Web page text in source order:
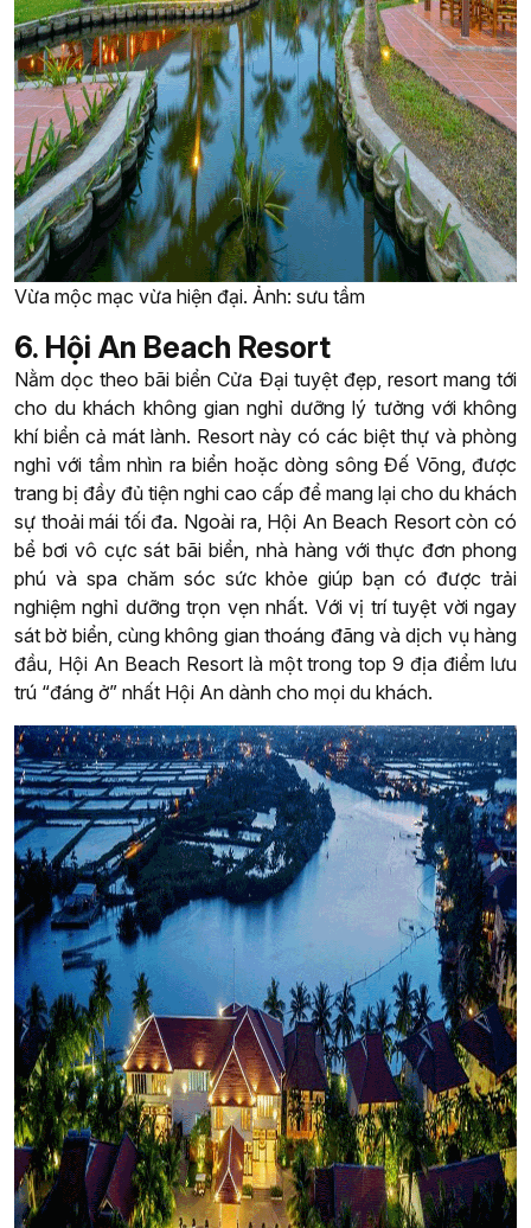
Vừa mộc mạc vừa hiện đại. Ảnh: sưu tầm
6. Hội An Beach Resort
Nằm dọc theo bãi biển Cửa Đại tuyệt đẹp, resort mang tới
cho du khách không gian nghỉ dưỡng lý tưởng với không
khí biển cả mát lành. Resort này có các biệt thự và phòng
nghỉ với tầm nhìn ra biển hoặc dòng sông Đế Võng, được
trang bị đầy đủ tiện nghi cao cấp để mang lại cho du khách
sự thoải mái tối đa. Ngoài ra, Hội An Beach Resort còn có
bể bơi vô cực sát bãi biển, nhà hàng với thực đơn phong
phú và spa chăm sóc sức khỏe giúp bạn có được trải
nghiệm nghỉ dưỡng trọn vẹn nhất. Với vị trí tuyệt vời ngay
sát bờ biển, cùng không gian thoáng đãng và dịch vụ hàng
đầu, Hội An Beach Resort là một trong top 9 địa điểm lưu
trú “đáng ở” nhất Hội An dành cho mọi du khách.